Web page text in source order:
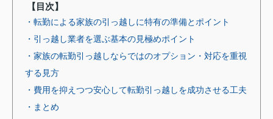
【目次】
・転勤による家族の引っ越しに特有の準備とポイント
・引っ越し業者を選ぶ基本の見極めポイント
・家族の転勤引っ越しならではのオプション・対応を重視
する見方
・費用を抑えつつ安心して転勤引っ越しを成功させる工夫
・まとめ